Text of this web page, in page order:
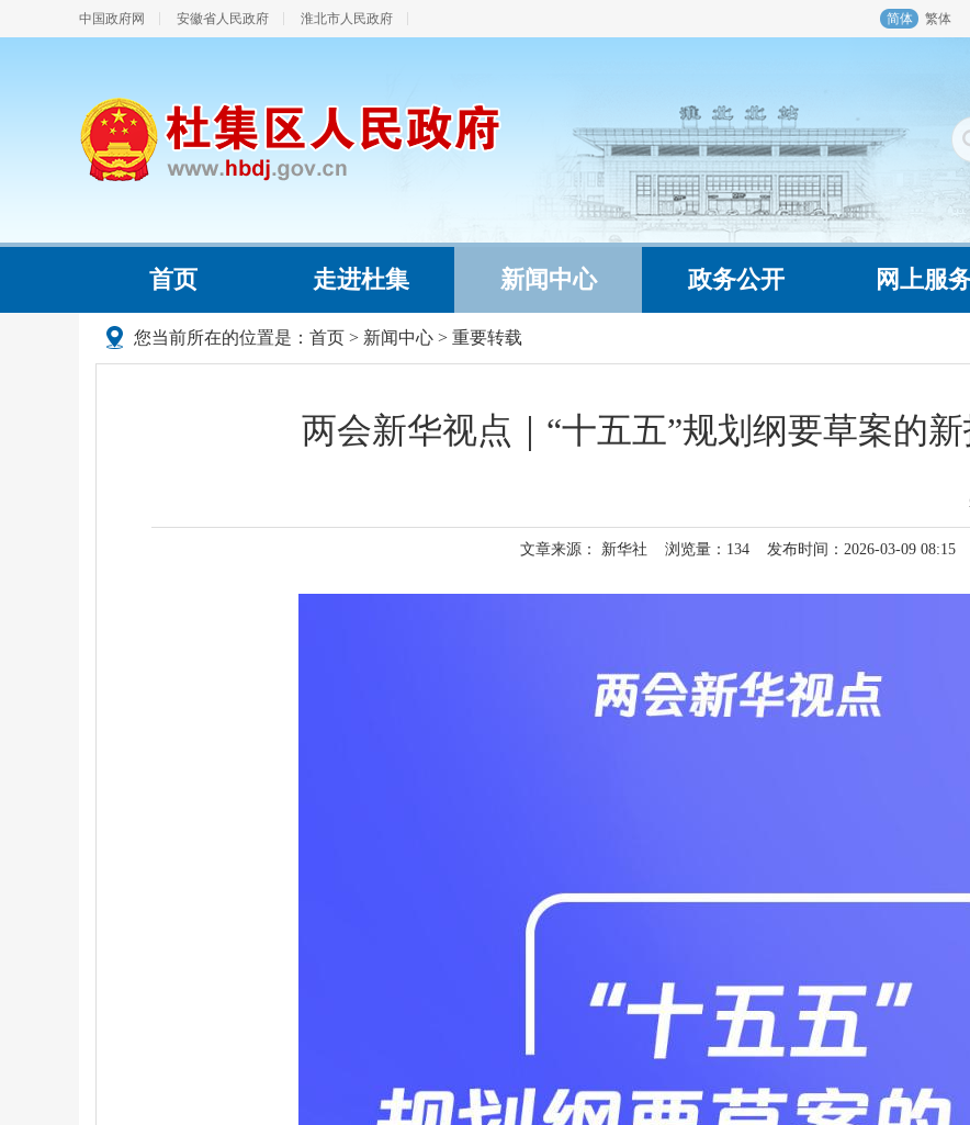
中国政府网 安徽省人民政府 淮北市人民政府 简体 繁体
首页 走进杜集 新闻中心 政务公开 网上服
您当前所在的位置是： 首页 > 新闻中心 > 重要转载
两会新华视点｜“十五五”规划纲要草案的
文章来源： 新华社 浏览量： 134 发布时间：2026-03-09 08:15